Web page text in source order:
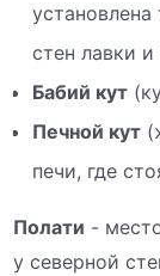
стен лавки
Бабий кут
Печной кут
печи, где
Полати -
у северной